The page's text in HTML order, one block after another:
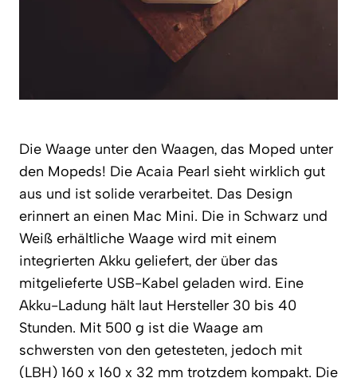
Die Waage unter den Waagen, das Moped unter
den Mopeds! Die Acaia Pearl sieht wirklich gut
aus und ist solide verarbeitet. Das Design
erinnert an einen Mac Mini. Die in Schwarz und
Weiß erhältliche Waage wird mit einem
integrierten Akku geliefert, der über das
mitgelieferte USB-Kabel geladen wird. Eine
Akku-Ladung hält laut Hersteller 30 bis 40
Stunden. Mit 500 g ist die Waage am
schwersten von den getesteten, jedoch mit
(LBH) 160 x 160 x 32 mm trotzdem kompakt. Die